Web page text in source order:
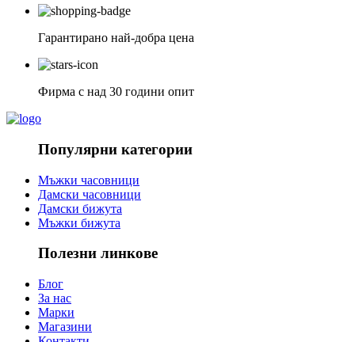
Гарантирано най-добра цена
Фирма с над 30 години опит
Популярни категории
Мъжки часовници
Дамски часовници
Дамски бижута
Мъжки бижута
Полезни линкове
Блог
За нас
Марки
Магазини